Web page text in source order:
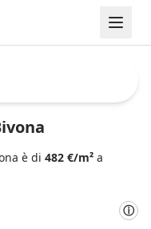
è di 482 €/m² a
ⓘ